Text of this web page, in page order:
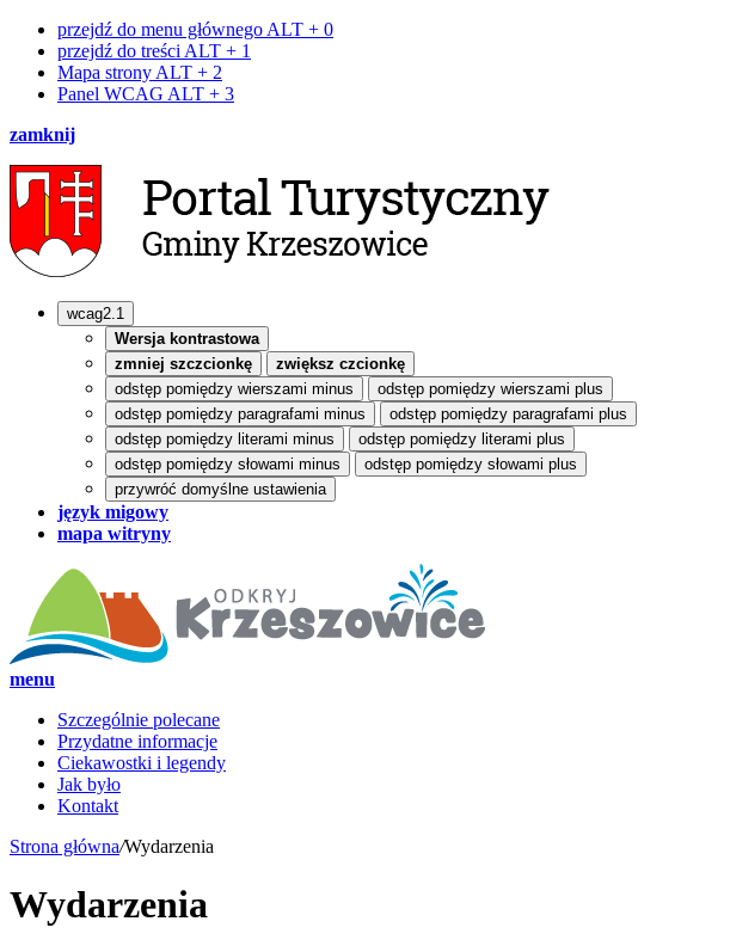
przejdź do menu głównego ALT + 0
przejdź do treści ALT + 1
Mapa strony ALT + 2
Panel WCAG ALT + 3
zamknij
wcag2.1
Wersja kontrastowa
zmniej szczcionkę
zwiększ czcionkę
odstęp pomiędzy wierszami minus
odstęp pomiędzy wierszami plus
odstęp pomiędzy paragrafami minus
odstęp pomiędzy paragrafami plus
odstęp pomiędzy literami minus
odstęp pomiędzy literami plus
odstęp pomiędzy słowami minus
odstęp pomiędzy słowami plus
przywróć domyślne ustawienia
język migowy
mapa witryny
menu
Szczególnie polecane
Przydatne informacje
Ciekawostki i legendy
Jak było
Kontakt
Strona główna/Wydarzenia
Wydarzenia